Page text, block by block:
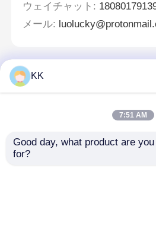
ウェイチャット:
メール:
折り返しご連絡い
KK
7:51 AM
Good day, what product are
for?